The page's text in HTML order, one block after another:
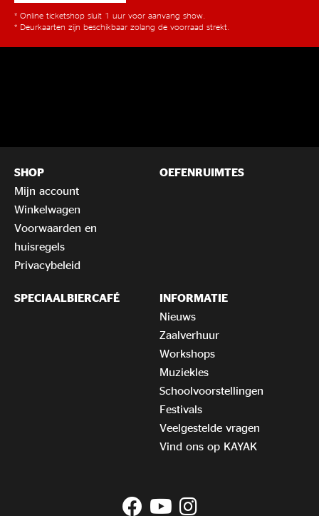
* Online ticketshop sluit 1 uur voor aanvang show.
* Deurkaarten zijn beschikbaar zolang de voorraad strekt.
SHOP
Mijn account
Winkelwagen
Voorwaarden en
huisregels
Privacybeleid
OEFENRUIMTES
SPECIAALBIERCAFÉ
INFORMATIE
Nieuws
Zaalverhuur
Workshops
Muziekles
Schoolvoorstellingen
Festivals
Veelgestelde vragen
Vind ons op KAYAK